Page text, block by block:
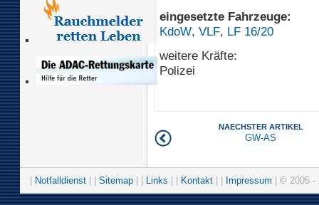
eingesetzte Fahrzeuge:
KdoW, VLF, LF 16/20
weitere Kräfte:
Polizei
NAECHSTER ARTIKEL
GW-AS
Notfalldienst Sitemap Links Kontakt Impressum | © 2005 -